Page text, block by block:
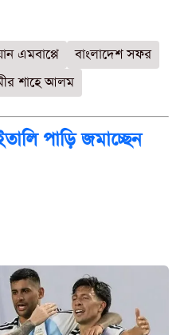
এমবাপ্পে
বাংলাদেশ সফর
শাহে আলম
পাড়ি জমাচ্ছেন